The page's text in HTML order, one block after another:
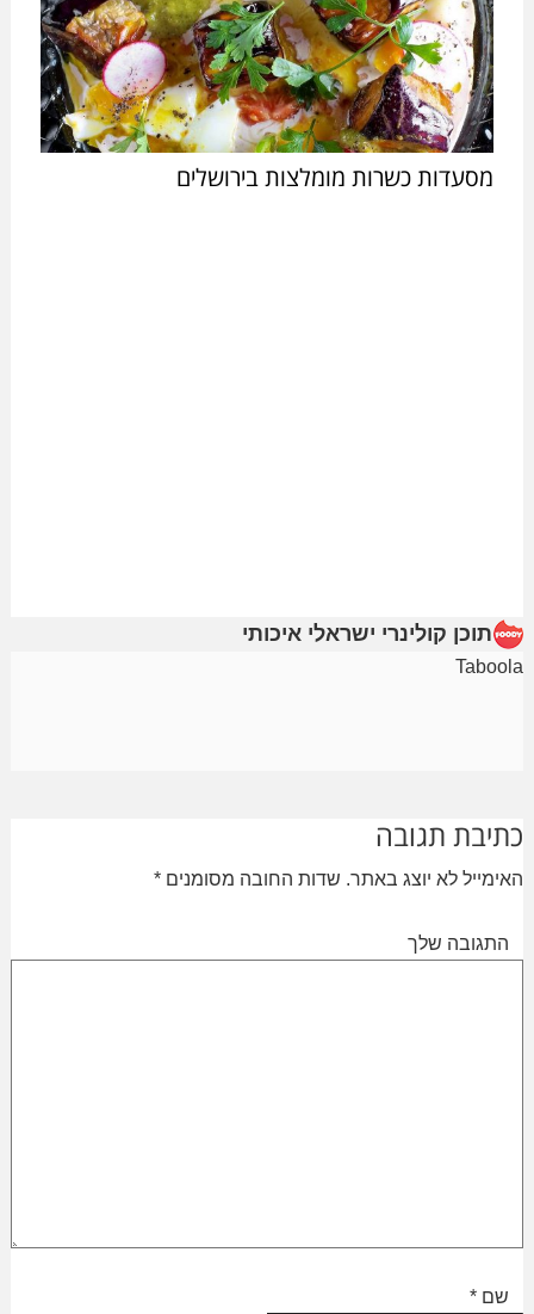
מסעדות כשרות מומלצות בירושלים
תוכן קולינרי ישראלי איכותי
Taboola
כתיבת תגובה
האימייל לא יוצג באתר. שדות החובה מסומנים *
התגובה שלך
שם *